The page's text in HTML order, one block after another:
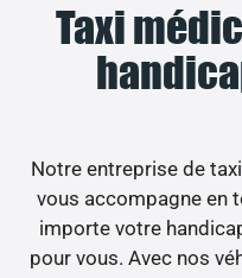
Taxi
Notre entreprise de
vous accompagne en
importe votre
pour vous. Avec nos